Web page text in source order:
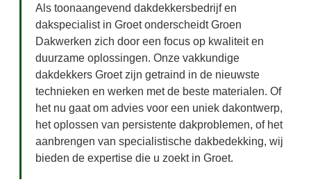
Als toonaangevend dakdekkersbedrijf en
dakspecialist in Groet onderscheidt Groen
Dakwerken zich door een focus op kwaliteit en
duurzame oplossingen. Onze vakkundige
dakdekkers Groet zijn getraind in de nieuwste
technieken en werken met de beste materialen. Of
het nu gaat om advies voor een uniek dakontwerp,
het oplossen van persistente dakproblemen, of het
aanbrengen van specialistische dakbedekking, wij
bieden de expertise die u zoekt in Groet.